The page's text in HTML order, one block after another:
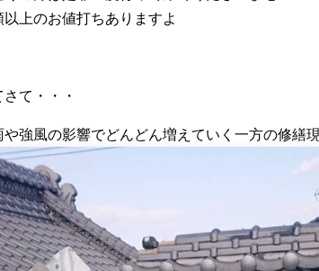
以上のお値打ちありますよ
さて・・・
や強風の影響でどんどん増えていく一方の修繕